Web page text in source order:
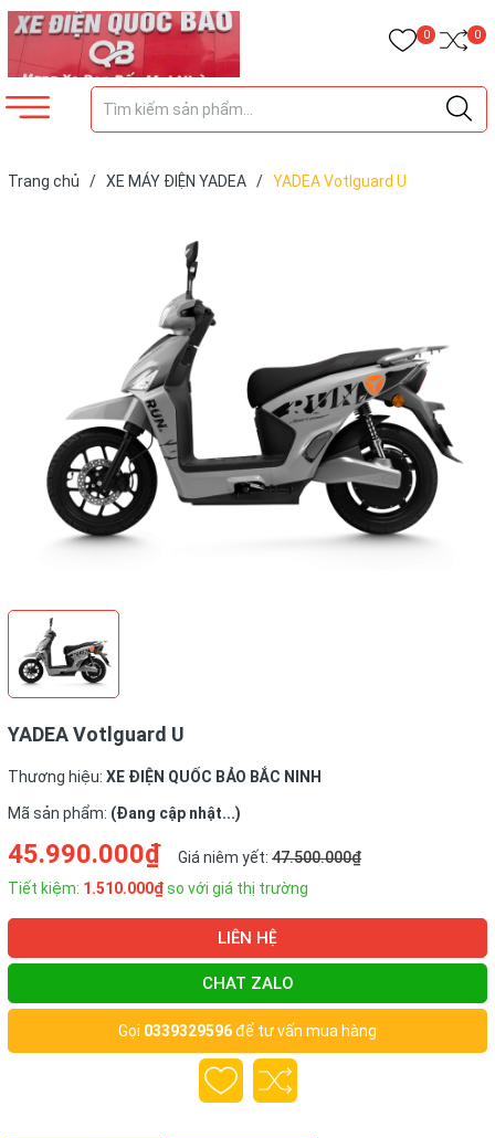
0 0
Trang chủ / XE MÁY ĐIỆN YADEA / YADEA Votlguard U
YADEA Votlguard U
Thương hiệu: XE ĐIỆN QUỐC BẢO BẮC NINH
Mã sản phẩm: (Đang cập nhật...)
45.990.000₫ Giá niêm yết: 47.500.000₫
Tiết kiệm: 1.510.000₫so với giá thị trường
LIÊN HỆ
CHAT ZALO
Gọi 0339329596để tư vấn mua hàng